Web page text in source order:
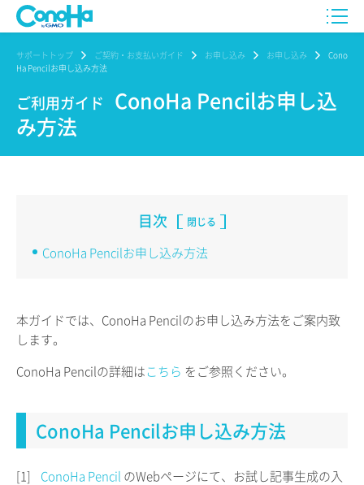
サポートトップ ご契約・お支払いガイド お申し込み お申し込み
Cono
Ha Pencilお申し込み方法
ご利用ガイド ConoHa Pencilお申し込
み方法
目次 閉じる
ConoHa Pencilお申し込み方法
本ガイドでは、ConoHa Pencilのお申し込み方法をご案内致
します。
ConoHa Pencilの詳細はこちら をご参照ください。
ConoHa Pencilお申し込み方法
[1] ConoHa Pencil のWebページにて、お試し記事生成の入